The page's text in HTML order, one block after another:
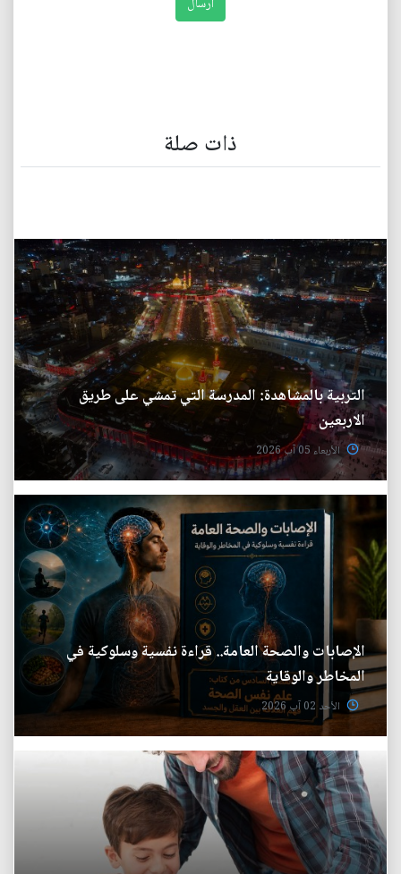
ذات صلة
التربية بالمشاهدة: المدرسة التي تمشي على طريق
الاربعين
الأربعاء 05 آب 2026
الإصابات والصحة العامة.. قراءة نفسية وسلوكية في
المخاطر والوقاية
الأحد 02 آب 2026